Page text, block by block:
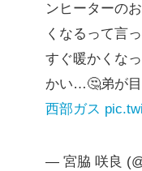
ンヒーターの
くなるって言
すぐ暖かくな
かい…🤔弟が
西部ガス
— 宮脇 咲良